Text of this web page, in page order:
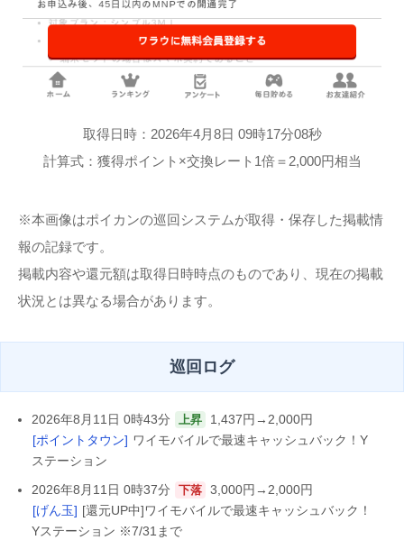
取得日時：2026年4月8日 09時17分08秒
計算式：獲得ポイント×交換レート1倍＝2,000円相当
※本画像はポイカンの巡回システムが取得・保存した掲載情
報の記録です。
掲載内容や還元額は取得日時時点のものであり、現在の掲載
状況とは異なる場合があります。
巡回ログ
2026年8月11日 0時43分 上昇
1,437円→2,000円
[ポイントタウン] ワイモバイルで最速キャッシュバック！Y
ステーション
2026年8月11日 0時37分
下落 3,000円→2,000円
[げん玉] [還元UP中]ワイモバイルで最速キャッシュバック！
Yステーション ※7/31まで